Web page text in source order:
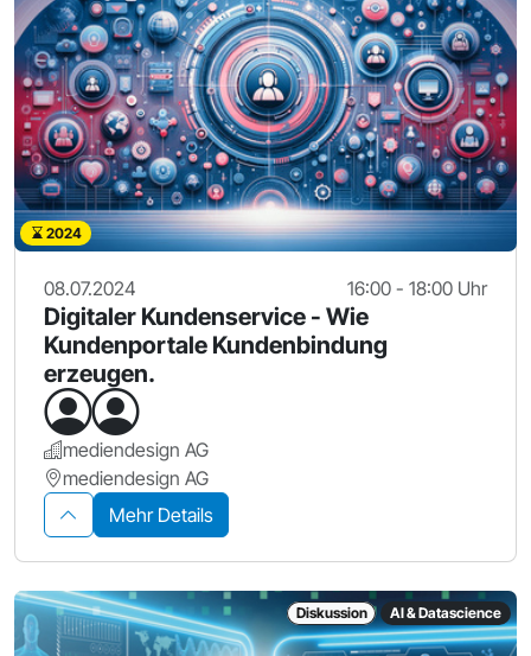
2024
08.07.2024 16:00 - 18:00 Uhr
Digitaler Kundenservice - Wie
Kundenportale Kundenbindung
erzeugen.
mediendesign AG
mediendesign AG
Mehr Details
Diskussion AI & Datascience